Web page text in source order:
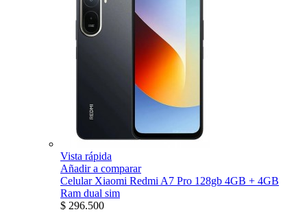
Vista rápida
Añadir a comparar
Celular Xiaomi Redmi A7 Pro 128gb 4GB + 4GB
Ram dual sim
$ 296.500